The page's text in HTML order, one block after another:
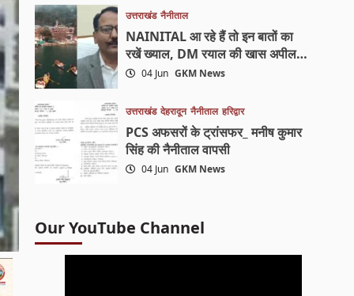
उत्तराखंड नैनीताल
NAINITAL आ रहे हैं तो इन बातों का
रखें ख्याल, DM रयाल की खास अपील…
04 Jun GKM News
उत्तराखंड देहरादून नैनीताल हरिद्वार
PCS अफसरों के ट्रांसफर_ मनीष कुमार
सिंह की नैनीताल वापसी
04 Jun GKM News
Our YouTube Channel